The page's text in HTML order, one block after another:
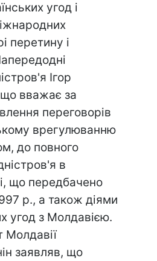
угод і
перетину і
Ігор
вважає за
переговорів
врегулюванню
до повного
в
що передбачено
р., а також діями
угод з Молдавією.
Молдавії
заявляв, що